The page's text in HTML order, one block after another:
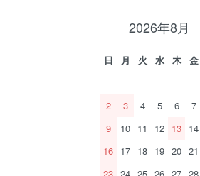
2026年8月
日 月 火 水 木 金
2
3 4 5 6 7
9
10 11 12 13 14
16 17 18 19 20 21